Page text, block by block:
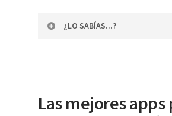
¿LO SABÍAS...?
elemento particular del
Las mejores apps